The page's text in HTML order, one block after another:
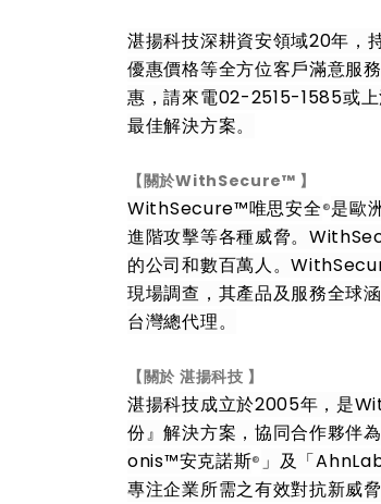
湛揚科技深耕資安領域20年，
優惠價格等全方位客戶滿意服
惠，請來電02-2515-1585或
最佳解決方案。
【關於WithSecure™ 】
WithSecure™唯思安全®是歐
進階攻擊等各種威脅。
的公司和數百萬人。
現場調查，其產品及服務全球
台灣總代理。
【關於 湛揚科技 】
湛揚科技成立於2005年，是
份』解決方案，協同合作夥伴
onis™安克諾斯® 」及「
專注企業所需之有效對抗新威